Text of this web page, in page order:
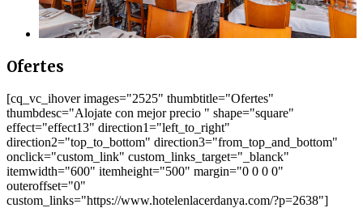
Ofertes
[cq_vc_ihover images="2525" thumbtitle="Ofertes"
thumbdesc="Alojate con mejor precio " shape="square"
effect="effect13" direction1="left_to_right"
direction2="top_to_bottom" direction3="from_top_and_bottom"
onclick="custom_link" custom_links_target="_blanck"
itemwidth="600" itemheight="500" margin="0 0 0 0"
outeroffset="0"
custom_links="https://www.hotelenlacerdanya.com/?p=2638"]